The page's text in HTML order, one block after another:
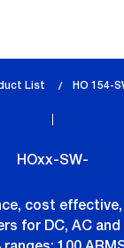
List HO 154-
HOxx-SW-
cost
for DC, AC